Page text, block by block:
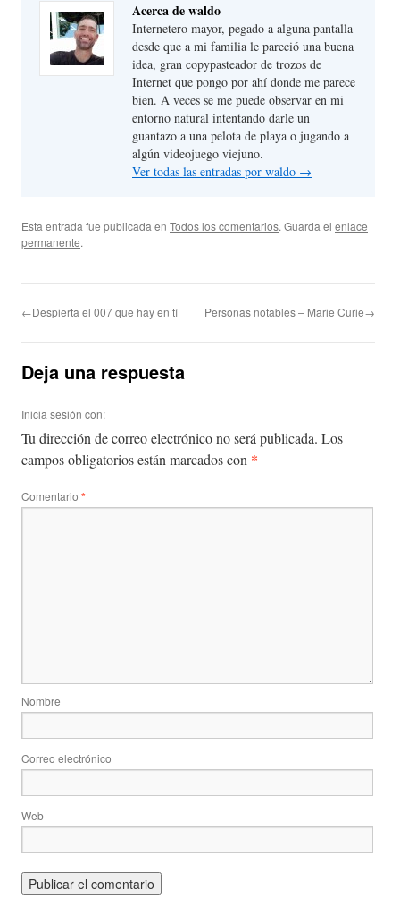
Acerca de waldo
Internetero mayor, pegado a alguna pantalla
desde que a mi familia le pareció una buena
idea, gran copypasteador de trozos de
Internet que pongo por ahí donde me parece
bien. A veces se me puede observar en mi
entorno natural intentando darle un
guantazo a una pelota de playa o jugando a
algún videojuego viejuno.
Ver todas las entradas por waldo →
Esta entrada fue publicada en Todos los comentarios. Guarda el enlace
permanente.
←Despierta el 007 que hay en tí Personas notables – Marie Curie→
Deja una respuesta
Inicia sesión con:
Tu dirección de correo electrónico no será publicada. Los
campos obligatorios están marcados con *
Comentario *
Nombre
Correo electrónico
Web